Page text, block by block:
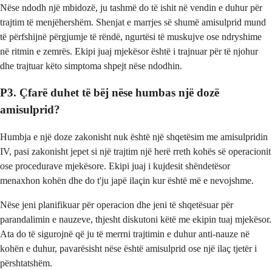
Nëse ndodh një mbidozë, ju tashmë do të ishit në vendin e duhur për
trajtim të menjëhershëm. Shenjat e marrjes së shumë amisulprid mund
të përfshijnë përgjumje të rëndë, ngurtësi të muskujve ose ndryshime
në ritmin e zemrës. Ekipi juaj mjekësor është i trajnuar për të njohur
dhe trajtuar këto simptoma shpejt nëse ndodhin.
P3. Çfarë duhet të bëj nëse humbas një dozë
amisulprid?
Humbja e një doze zakonisht nuk është një shqetësim me amisulpridin
IV, pasi zakonisht jepet si një trajtim një herë rreth kohës së operacionit
ose procedurave mjekësore. Ekipi juaj i kujdesit shëndetësor
menaxhon kohën dhe do t'ju japë ilaçin kur është më e nevojshme.
Nëse jeni planifikuar për operacion dhe jeni të shqetësuar për
parandalimin e nauzeve, thjesht diskutoni këtë me ekipin tuaj mjekësor.
Ata do të sigurojnë që ju të merrni trajtimin e duhur anti-nauze në
kohën e duhur, pavarësisht nëse është amisulprid ose një ilaç tjetër i
përshtatshëm.